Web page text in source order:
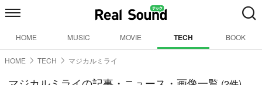
HOME MUSIC MOVIE TECH BOOK
HOME TECH マジカルミライ